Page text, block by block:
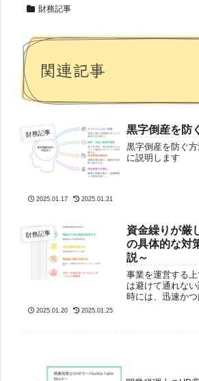
財務記事
関連記事
財務記事 黒字倒産を防
黒字倒産を防ぐ
に説明します
2025.01.17 2025.01.21
財務記事
資金繰りが厳
の具体的な対
説～
事業を運営する
は避けて通れな
時には、迅速か
2025.01.20 2025.01.25